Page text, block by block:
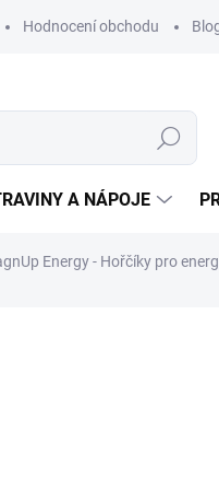
Hodnocení obchodu
Hledat
A NÁPOJE
Energy - Hořčíky pro